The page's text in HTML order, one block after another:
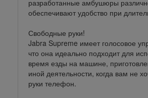
разработанные амбушюры
обеспечивают удобство при
Свободные руки!
Jabra Supreme имеет голосовое
что она идеально подходит для
время езды на машине,
иной деятельности, когда вам не
руки телефон.